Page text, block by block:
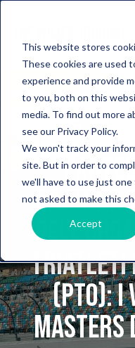
This website stores
These cookies are used
experience and provide
to you, both on this
media. To find out more
see our Privacy Policy.
We won't track your
site. But in order to
we'll have to use just
not asked to make this
Accept
Amelia
e
Daytona
Triatleti
(PTO):
Masters